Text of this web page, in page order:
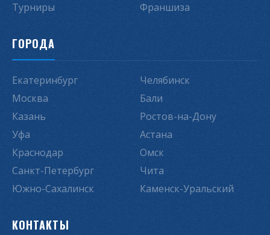
Турниры
Франшиза
ГОРОДА
Екатеринбург
Москва
Казань
Уфа
Краснодар
Санкт-Петербург
Южно-Сахалинск
Челябинск
Бали
Ростов-на-Дону
Астана
Омск
Чита
Каменск-Уральский
КОНТАКТЫ